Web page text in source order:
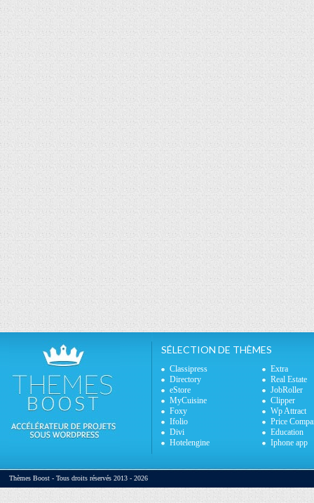
SÉLECTION DE THÈMES
Classipress
Extra
Directory
Real Estate
eStore
JobRoller
MyCuisine
Clipper
Foxy
Wp Attract
Ifolio
Price
Divi
Education
Hotelengine
Iphone app
Thèmes Boost - Tous droits réservés 2013 - 2026